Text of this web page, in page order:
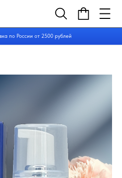
по России от 2500 рублей